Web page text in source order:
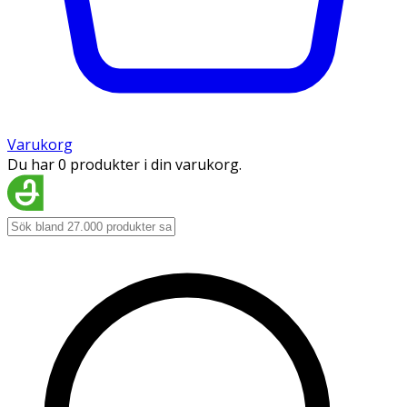
Varukorg
Du har 0 produkter i din varukorg.